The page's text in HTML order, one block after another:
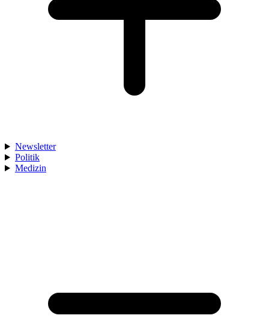
Newsletter
Politik
Medizin